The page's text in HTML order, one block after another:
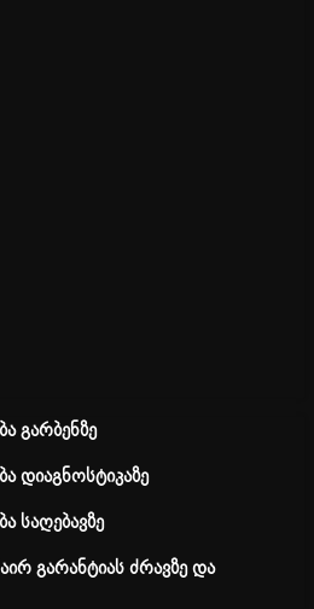
გარბენზე
დიაგნოსტიკაზე
საღებავზე
გარანტიას ძრავზე და